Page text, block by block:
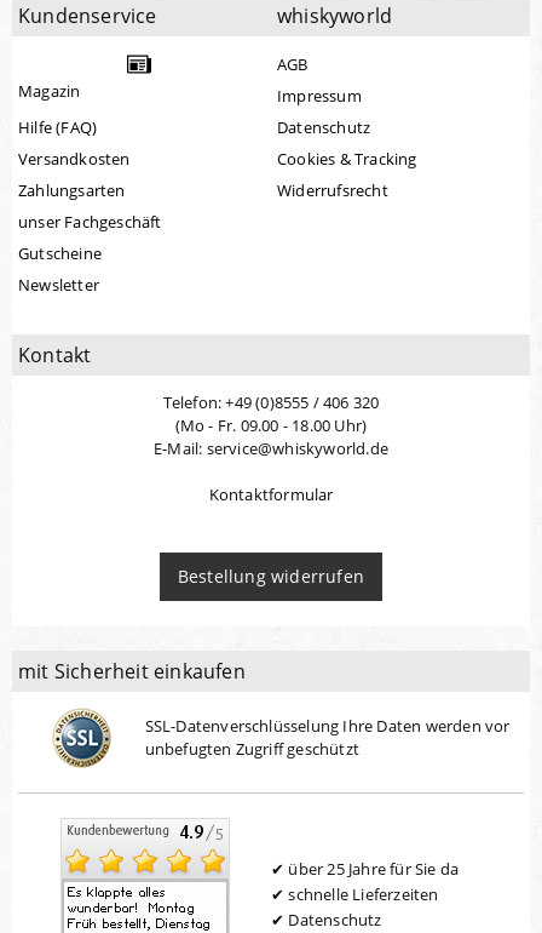
Kundenservice
Magazin
Hilfe (FAQ)
Versandkosten
Zahlungsarten
unser Fachgeschäft
Gutscheine
Newsletter
whiskyworld
AGB
Impressum
Datenschutz
Cookies & Tracking
Widerrufsrecht
Kontakt
Telefon: +49 (0)8555 / 406 320
(Mo - Fr. 09.00 - 18.00 Uhr)
E-Mail: service@whiskyworld.de
Kontaktformular
Bestellung widerrufen
mit Sicherheit einkaufen
SSL-Datenverschlüsselung Ihre Daten werden vor
unbefugten Zugriff geschützt
über 25 Jahre für Sie da
schnelle Lieferzeiten
Datenschutz